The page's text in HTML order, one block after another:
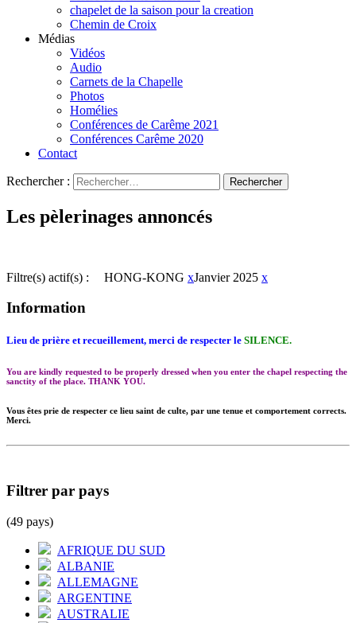
chapelet de la saison pour la creation
Chemin de Croix
Médias
Vidéos
Audio
Carnets de la Chapelle
Photos
Homélies
Conférences de Carême 2021
Conférences Carême 2020
Contact
Rechercher :
Les pèlerinages annoncés
Filtre(s) actif(s) : HONG-KONG xJanvier 2025 x
Information
Lieu de prière et recueillement, merci de respecter le SILENCE.
You are kindly requested to be properly dressed when you enter the chapel respecting the
sanctity of the place. THANK YOU.
Vous êtes prie de respecter ce lieu saint de culte, par une tenue et comportement corrects.
Merci.
Filtrer par pays
(49 pays)
AFRIQUE DU SUD
ALBANIE
ALLEMAGNE
ARGENTINE
AUSTRALIE